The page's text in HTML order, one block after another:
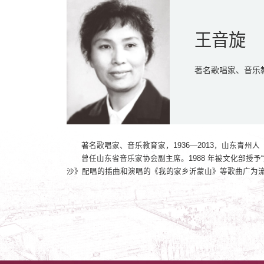
王音旋
著名歌唱家、音乐
著名歌唱家、音乐教育家，1936—2013，山东青州人
曾任山东省音乐家协会副主席。1988 年被文化部授
沙》配唱的插曲和演唱的《我的家乡沂蒙山》等歌曲广为